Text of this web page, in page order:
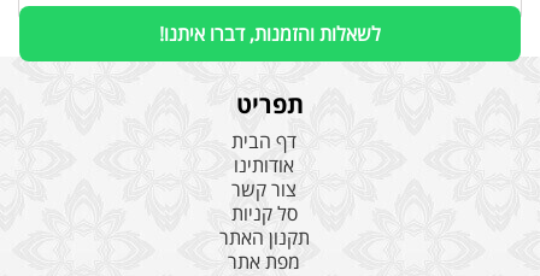
לשאלות והזמנות, דברו איתנו!
תפריט
דף הבית
אודותינו
צור קשר
סל קניות
תקנון האתר
מפת אתר